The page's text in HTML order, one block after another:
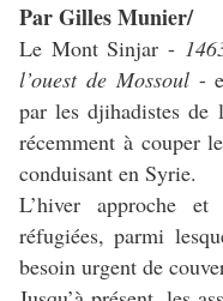
Par Gilles Munier/
Le Mont Sinjar -
l’ouest de Mossoul-
par les djihadistes de
récemment à couper
conduisant en Syrie.
L’hiver approche
réfugiées, parmi
besoin urgent de